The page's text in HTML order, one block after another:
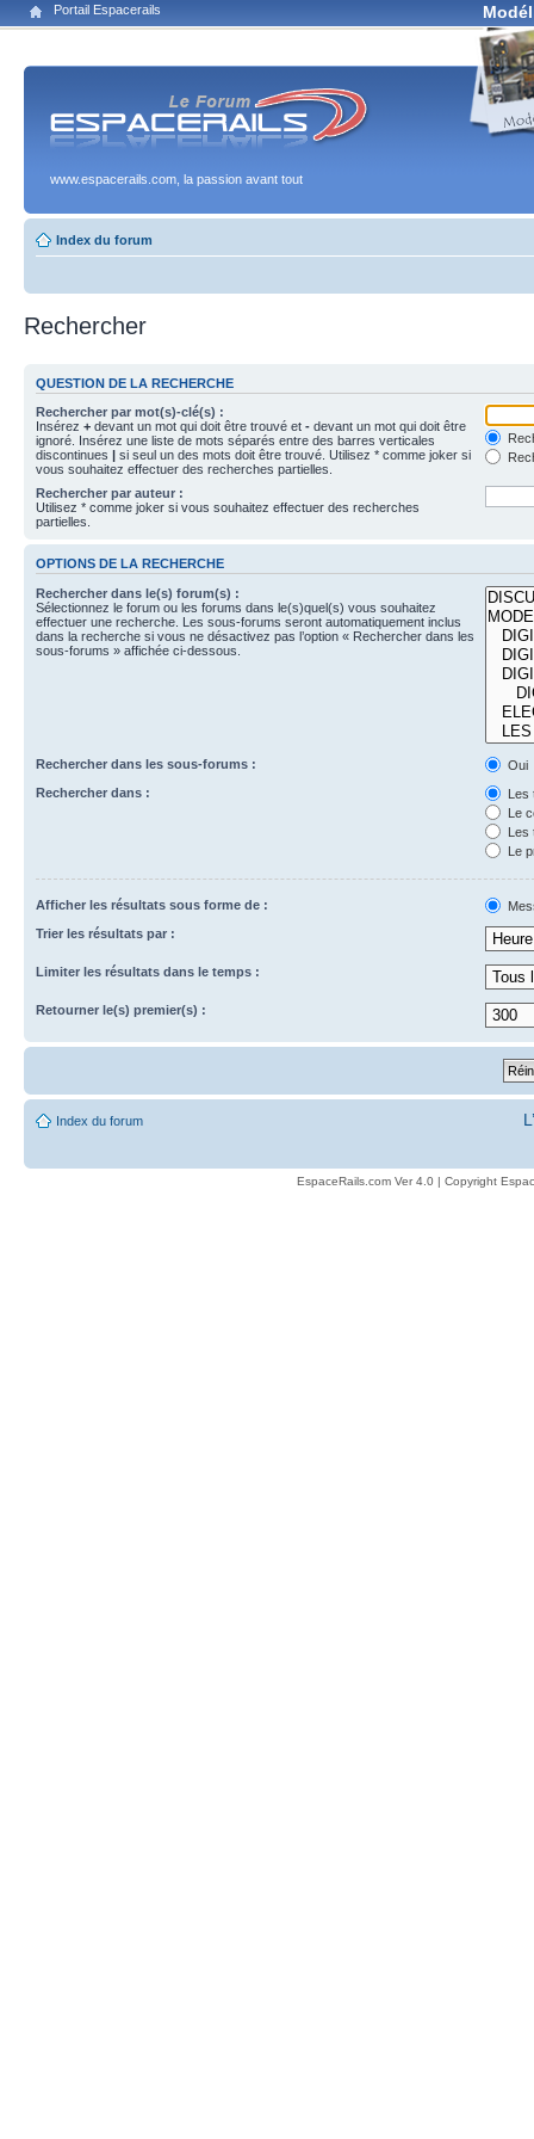
Portail Espacerails
www.espacerails.com, la passion avant tout
Index du forum
Rechercher
QUESTION DE LA RECHERCHE
Rechercher par mot(s)-clé(s) :
Insérez + devant un mot qui doit être trouvé et - devant un mot qui doit être
ignoré. Insérez une liste de mots séparés entre des barres verticales
discontinues | si seul un des mots doit être trouvé. Utilisez * comme joker si
vous souhaitez effectuer des recherches partielles.
Rechercher par auteur :
Utilisez * comme joker si vous souhaitez effectuer des recherches
partielles.
OPTIONS DE LA RECHERCHE
Rechercher dans le(s) forum(s) :
Sélectionnez le forum ou les forums dans le(s)quel(s) vous souhaitez
effectuer une recherche. Les sous-forums seront automatiquement inclus
dans la recherche si vous ne désactivez pas l’option « Rechercher dans les
sous-forums » affichée ci-dessous.
Rechercher dans les sous-forums :
Oui
Rechercher dans :
Les
Le
Les
Le
Afficher les résultats sous forme de :
Trier les résultats par :
Limiter les résultats dans le temps :
Retourner le(s) premier(s) :
Index du forum
EspaceRails.com Ver 4.0 | Copyright